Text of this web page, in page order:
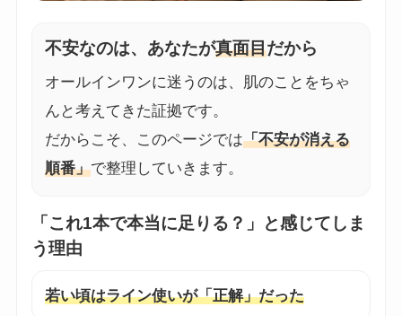
不安なのは、あなたが真面目だから
オールインワンに迷うのは、肌のことをちゃ
んと考えてきた証拠です。
だからこそ、このページでは「不安が消える
順番」で整理していきます。
「これ1本で本当に足りる？」と感じてしま
う理由
若い頃はライン使いが「正解」だった